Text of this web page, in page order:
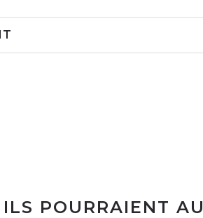
ILS POURRAIENT